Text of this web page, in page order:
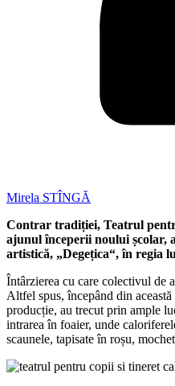
Mirela STÎNGĂ
Contrar tradiției, Teatrul
ajunul începerii noului școlar,
artistică, „Degețica“, în regia
Întârzierea cu care colectivul
Altfel spus, începând din
producție, au trecut prin ample
intrarea în foaier, unde
scaunele, tapisate în roșu,